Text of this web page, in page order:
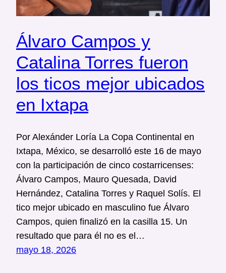
Álvaro Campos y
Catalina Torres fueron
los ticos mejor ubicados
en Ixtapa
Por Alexánder Loría La Copa Continental en
Ixtapa, México, se desarrolló este 16 de mayo
con la participación de cinco costarricenses:
Álvaro Campos, Mauro Quesada, David
Hernández, Catalina Torres y Raquel Solís. El
tico mejor ubicado en masculino fue Álvaro
Campos, quien finalizó en la casilla 15. Un
resultado que para él no es el…
mayo 18, 2026